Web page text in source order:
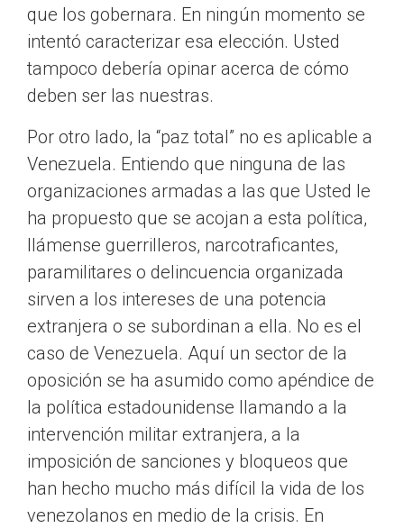
que los gobernara. En ningún momento se
intentó caracterizar esa elección. Usted
tampoco debería opinar acerca de cómo
deben ser las nuestras.
Por otro lado, la “paz total” no es aplicable a
Venezuela. Entiendo que ninguna de las
organizaciones armadas a las que Usted le
ha propuesto que se acojan a esta política,
llámense guerrilleros, narcotraficantes,
paramilitares o delincuencia organizada
sirven a los intereses de una potencia
extranjera o se subordinan a ella. No es el
caso de Venezuela. Aquí un sector de la
oposición se ha asumido como apéndice de
la política estadounidense llamando a la
intervención militar extranjera, a la
imposición de sanciones y bloqueos que
han hecho mucho más difícil la vida de los
venezolanos en medio de la crisis. En